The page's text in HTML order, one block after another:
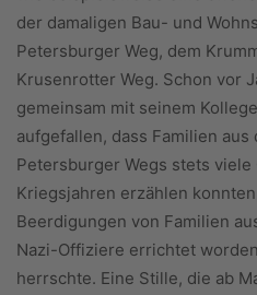
der damaligen Bau- und
Petersburger Weg, dem
Krusenrotter Weg. Schon vor
gemeinsam mit seinem
aufgefallen, dass Familien
Petersburger Wegs stets
Kriegsjahren erzählen
Beerdigungen von Familien
Nazi-Offiziere errichtet
herrschte. Eine Stille, die ab